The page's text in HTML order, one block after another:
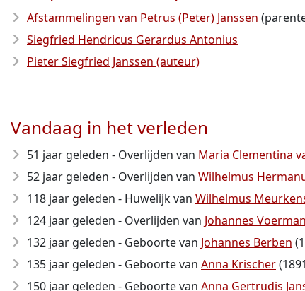
Afstammelingen van Petrus (Peter) Janssen
Siegfried Hendricus Gerardus Antonius
Pieter Siegfried Janssen (auteur)
Vandaag in het verleden
51 jaar geleden - Overlijden van Maria Clementina
52 jaar geleden - Overlijden van Wilhelmus
118 jaar geleden - Huwelijk van Wilhelmus
124 jaar geleden - Overlijden van Johannes
132 jaar geleden - Geboorte van Johannes Berben
135 jaar geleden - Geboorte van Anna Krischer
150 jaar geleden - Geboorte van Anna Gertrudis